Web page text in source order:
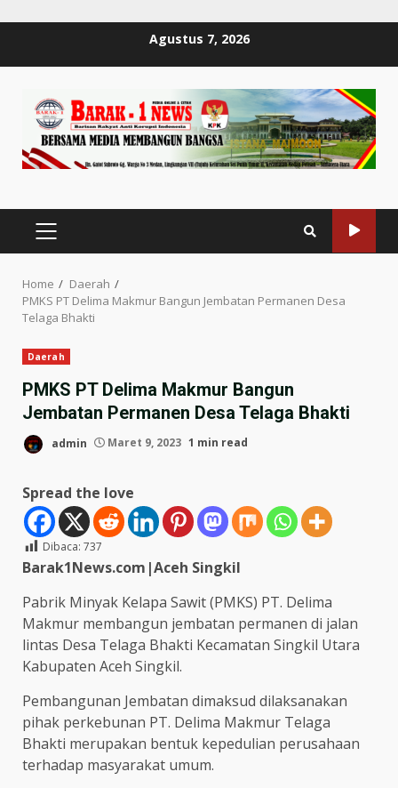
Agustus 7, 2026
PRIMARY
MENU
Home
Daerah
PMKS PT Delima Makmur Bangun Jembatan Permanen Desa
Telaga Bhakti
Daerah
PMKS PT Delima Makmur Bangun
Jembatan Permanen Desa Telaga Bhakti
admin Maret 9, 2023 1 min read
Spread the love
Dibaca: 737
Barak1News.com|Aceh Singkil
Pabrik Minyak Kelapa Sawit (PMKS) PT. Delima
Makmur membangun jembatan permanen di jalan
lintas Desa Telaga Bhakti Kecamatan Singkil Utara
Kabupaten Aceh Singkil.
Pembangunan Jembatan dimaksud dilaksanakan
pihak perkebunan PT. Delima Makmur Telaga
Bhakti merupakan bentuk kepedulian perusahaan
terhadap masyarakat umum.